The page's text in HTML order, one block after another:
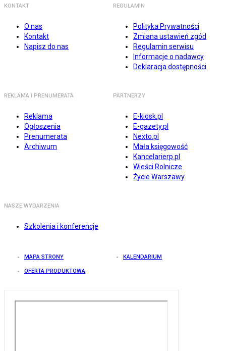
KONTAKT
O nas
Kontakt
Napisz do nas
REGULAMIN
Polityka Prywatności
Zmiana ustawień zgód
Regulamin serwisu
Informacje o nadawcy
Deklaracja dostępności
REKLAMA I PRENUMERATA
Reklama
Ogłoszenia
Prenumerata
Archiwum
PARTNERZY
E-kiosk.pl
E-gazety.pl
Nexto.pl
Mała księgowość
Kancelarierp.pl
Wieści Rolnicze
Życie Warszawy
NASZE WYDARZENIA
Szkolenia i konferencje
MAPA STRONY KALENDARIUM
OFERTA PRODUKTOWA